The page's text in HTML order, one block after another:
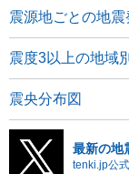
震源地ごとの地震
震度3以上の地域
震央分布図
最新の地
tenki.jp公